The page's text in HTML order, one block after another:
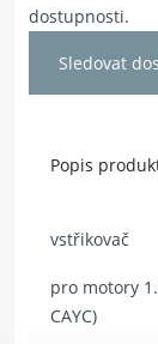
dostupnosti.
Sledovat
Popis
vstřikovač
pro motory
CAYC)